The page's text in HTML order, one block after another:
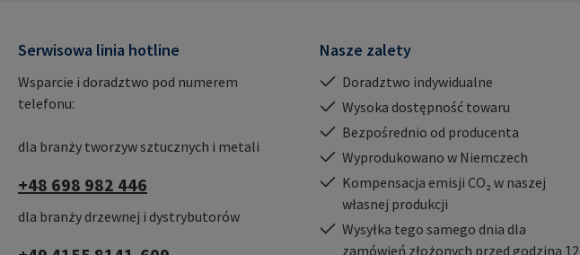
Serwisowa linia hotline
Wsparcie i doradztwo pod numerem
telefonu:
dla branży tworzyw sztucznych i metali
+48 698 982 446
dla branży drzewnej i dystrybutorów
Nasze zalety
Doradztwo indywidualne
Wysoka dostępność towaru
Bezpośrednio od producenta
Wyprodukowano w Niemczech
Kompensacja emisji CO₂ w naszej
własnej produkcji
Wysyłka tego samego dnia dla
zamówień złożonych przed godziną 12